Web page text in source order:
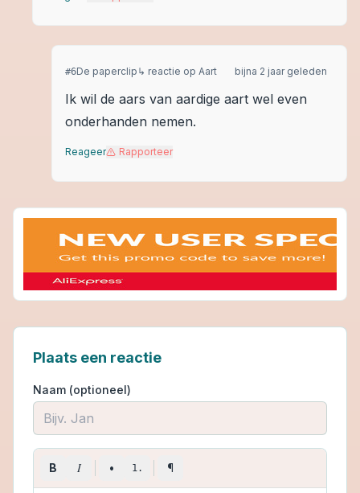
#6De paperclip ↳ reactie op Aart bijna 2 jaar geleden
Ik wil de aars van aardige aart wel even
onderhanden nemen.
Reageer Rapporteer
Plaats een reactie
Naam (optioneel)
B I • 1. ¶